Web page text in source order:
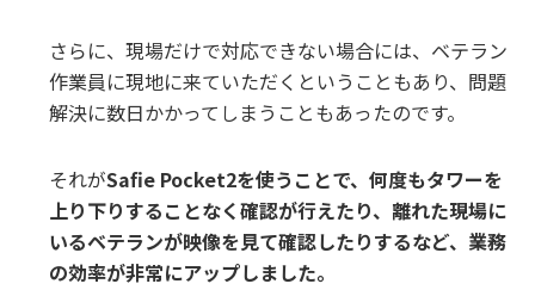
さらに、現場だけで対応できない場合には、ベテラン
作業員に現地に来ていただくということもあり、問題
解決に数日かかってしまうこともあったのです。
それがSafie Pocket2を使うことで、何度もタワーを
上り下りすることなく確認が行えたり、離れた現場に
いるベテランが映像を見て確認したりするなど、業務
の効率が非常にアップしました。